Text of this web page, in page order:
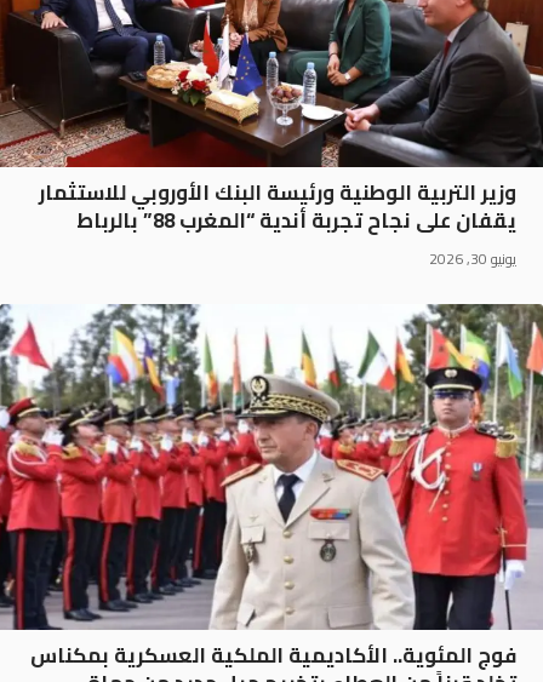
وزير التربية الوطنية ورئيسة البنك الأوروبي للاستثمار
يقفان على نجاح تجربة أندية “المغرب 88” بالرباط
يونيو 30, 2026
فوج المئوية.. الأكاديمية الملكية العسكرية بمكناس